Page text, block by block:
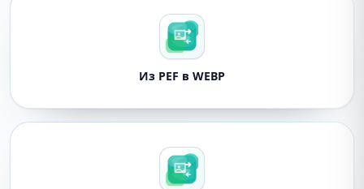
Из PEF в WEBP